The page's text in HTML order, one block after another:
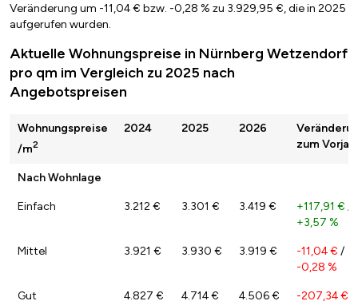
Veränderung um -11,04 € bzw. -0,28 % zu 3.929,95 €, die in 2025
aufgerufen wurden.
Aktuelle Wohnungspreise in Nürnberg Wetzendorf
pro qm im Vergleich zu 2025 nach
Angebotspreisen
Wohnungspreise
/m2
2024 2025 2026
zum
Nach Wohnlage
Einfach 3.212 € 3.301 € 3.419 € +117,91 € /
+3,57 %
Mittel 3.921 € 3.930 € 3.919 € -11,04 € /
-0,28 %
Gut 4.827 € 4.714 € 4.506 € -207,34 €